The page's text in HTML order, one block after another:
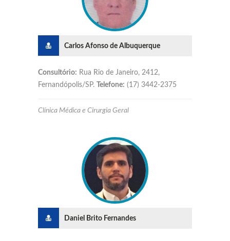
Carlos Afonso de Albuquerque
Consultório: Rua Rio de Janeiro, 2412,
Fernandópolis/SP.
Telefone: (17) 3442-2375
Clínica Médica e Cirurgia Geral
Daniel Brito Fernandes